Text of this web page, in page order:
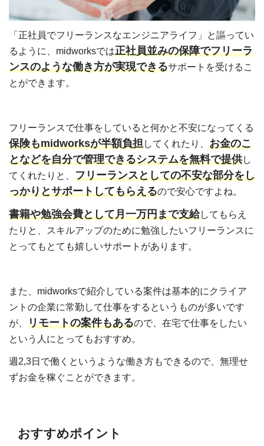
「正社員でフリーランスなエンジニアライフ」と謳ってい
るように、midworksでは正社員並みの保障でフリーラ
ンスのような働き方が実現できるサポートを受けるこ
とができます。
フリーランスで仕事をしていると何かと不安になってくる
保険もmidworksが半額負担してくれたり、 お金のこ
となどを自分で管理できるシステムを無料で提供し
てくれたりと、 フリーランスとしての不安な部分をし
っかりとサポートしてもらえるので安心ですよね。
書籍や勉強会費として月一万円まで支給してもらえ
たりと、スキルアップのために勉強したいフリーランスに
とってもとても嬉しいサポートがあります。
また、midworksで紹介している案件は基本的にクライア
ントの企業に常勤して仕事をするというものが多いです
が、 リモートの案件もあるので、在宅で仕事をしたい
という人にとってもおすすめ。
週2,3日で働くというような働き方もできるので、無理せ
ずお金を稼ぐことができます。
おすすめポイント